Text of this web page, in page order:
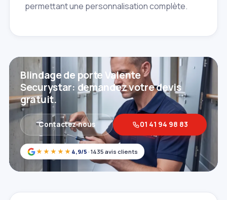
permettant une personnalisation complète.
★★★★★ 4,9/5 · 1435 avis clients
Blindage de porte Valente
Securystar: demandez votre devis
gratuit.
Contactez‑nous 01 41 94 98 83